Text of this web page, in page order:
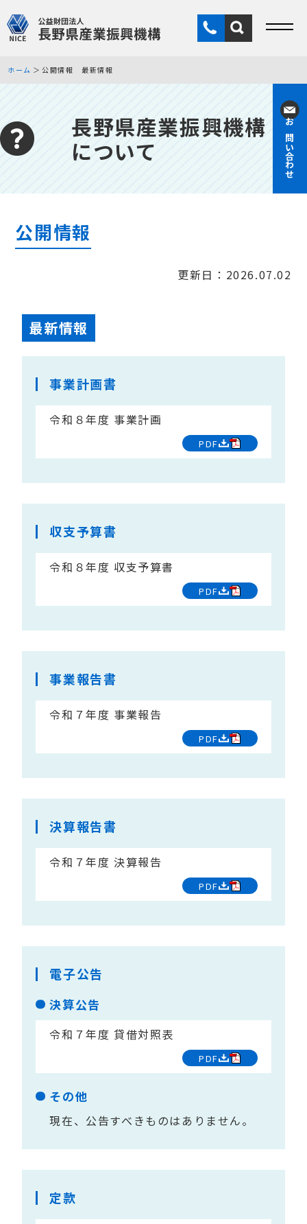
お問い合わせ
ホーム 公開情報 最新情報
長野県産業振興機構
について
公開情報
更新日：2026.07.02
最新情報
事業計画書
令和８年度 事業計画
PDF
収支予算書
令和８年度 収支予算書
PDF
事業報告書
令和７年度 事業報告
PDF
決算報告書
令和７年度 決算報告
PDF
電子公告
決算公告
令和７年度 貸借対照表
PDF
その他
現在、公告すべきものはありません。
定款